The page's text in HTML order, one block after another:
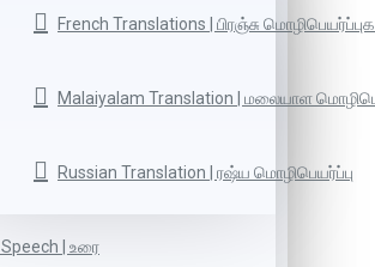
French Translations | பிரஞ்சு
Malaiyalam Translation | மலையாள
Russian Translation | ரஷ்ய மொழிபெயர்ப்பு
Speech | உரை